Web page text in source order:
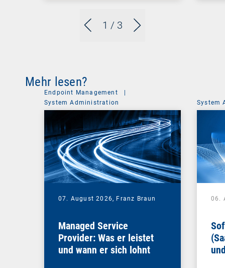
1 / 3
Mehr lesen?
Endpoint Management
System Administration
07. August 2026, Franz Braun
Managed Service
Provider: Was er leistet
und wann er sich lohnt
System
06.